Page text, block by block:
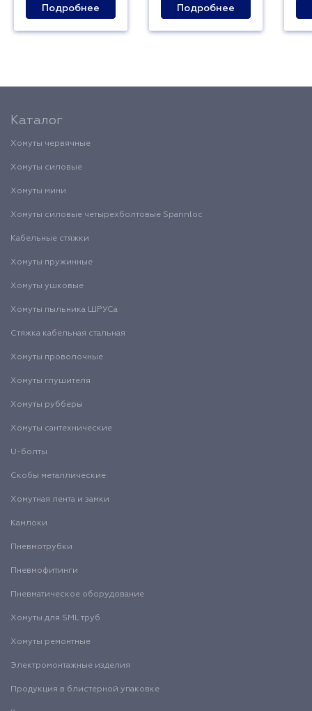
Подробнее Подробнее
Каталог
Хомуты червячные
Хомуты силовые
Хомуты мини
Хомуты силовые четырехболтовые Spannloc
Кабельные стяжки
Хомуты пружинные
Хомуты ушковые
Хомуты пыльника ШРУСа
Стяжка кабельная стальная
Хомуты проволочные
Хомуты глушителя
Хомуты рубберы
Хомуты сантехнические
U-болты
Скобы металлические
Хомутная лента и замки
Камлоки
Пневмотрубки
Пневмофитинги
Пневматическое оборудование
Хомуты для SML труб
Хомуты ремонтные
Электромонтажные изделия
Продукция в блистерной упаковке